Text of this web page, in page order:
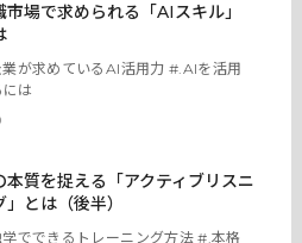
市場で求められる「AIスキル」
が求めているAI活用力 #.AIを活用
は
本質を捉える「アクティブリスニ
」とは（後半）
でできるトレーニング方法 #.本格